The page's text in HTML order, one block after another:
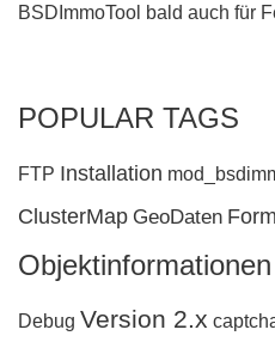
BSDImmoTool bald auch für
POPULAR TAGS
FTP Installation
ClusterMap GeoDaten
Objektinformationen
Debug Version 2.x